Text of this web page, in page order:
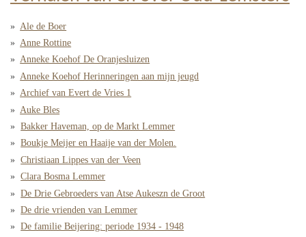
Ale de Boer
Anne Rottine
Anneke Koehof De Oranjesluizen
Anneke Koehof Herinneringen aan mijn jeugd
Archief van Evert de Vries 1
Auke Bles
Bakker Haveman, op de Markt Lemmer
Boukje Meijer en Haaije van der Molen.
Christiaan Lippes van der Veen
Clara Bosma Lemmer
De Drie Gebroeders van Atse Aukeszn de Groot
De drie vrienden van Lemmer
De familie Beijering: periode 1934 - 1948